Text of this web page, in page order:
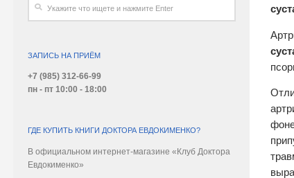
ЗАПИСЬ НА ПРИЁМ
+7 (985) 312-66-99
пн - пт 10:00 - 18:00
ГДЕ КУПИТЬ КНИГИ ДОКТОРА ЕВДОКИМЕНКО?
В официальном интернет-магазине «Клуб Доктора
Евдокименко»